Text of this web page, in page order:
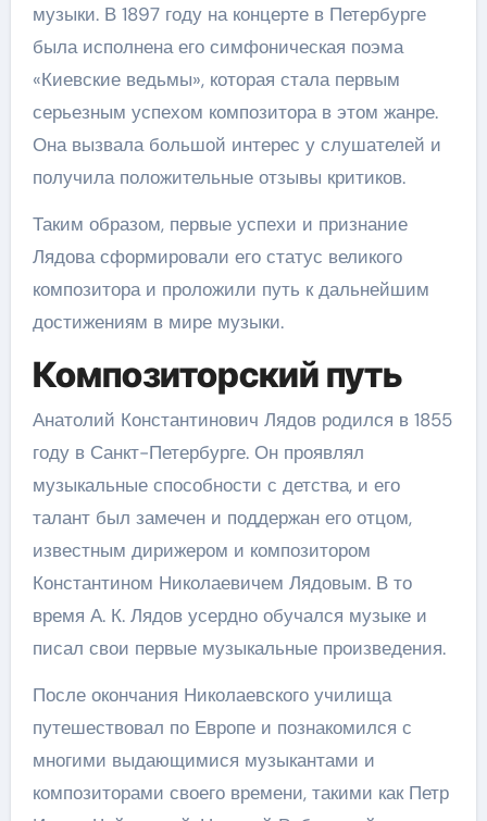
музыки. В 1897 году на концерте в Петербурге
была исполнена его симфоническая поэма
«Киевские ведьмы», которая стала первым
серьезным успехом композитора в этом жанре.
Она вызвала большой интерес у слушателей и
получила положительные отзывы критиков.
Таким образом, первые успехи и признание
Лядова сформировали его статус великого
композитора и проложили путь к дальнейшим
достижениям в мире музыки.
Композиторский путь
Анатолий Константинович Лядов родился в 1855
году в Санкт-Петербурге. Он проявлял
музыкальные способности с детства, и его
талант был замечен и поддержан его отцом,
известным дирижером и композитором
Константином Николаевичем Лядовым. В то
время А. К. Лядов усердно обучался музыке и
писал свои первые музыкальные произведения.
После окончания Николаевского училища
путешествовал по Европе и познакомился с
многими выдающимися музыкантами и
композиторами своего времени, такими как Петр